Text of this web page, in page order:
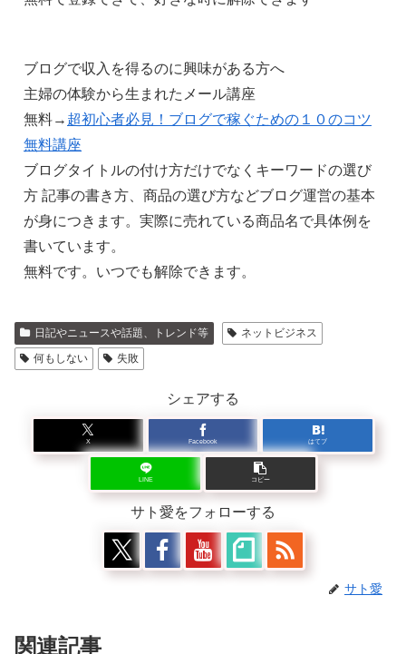
ブログで収入を得るのに興味がある方へ
主婦の体験から生まれたメール講座
無料→ 超初心者必見！ブログで稼ぐための１０のコツ
無料講座
ブログタイトルの付け方だけでなくキーワードの選び
方 記事の書き方、商品の選び方などブログ運営の基本
が身につきます。実際に売れている商品名で具体例を
書いています。
無料です。いつでも解除できます。
日記やニュースや話題、トレンド等
ネットビジネス
何もしない
失敗
シェアする
X Facebook はてブ
LINE コピー
サト愛をフォローする
サト愛
関連記事